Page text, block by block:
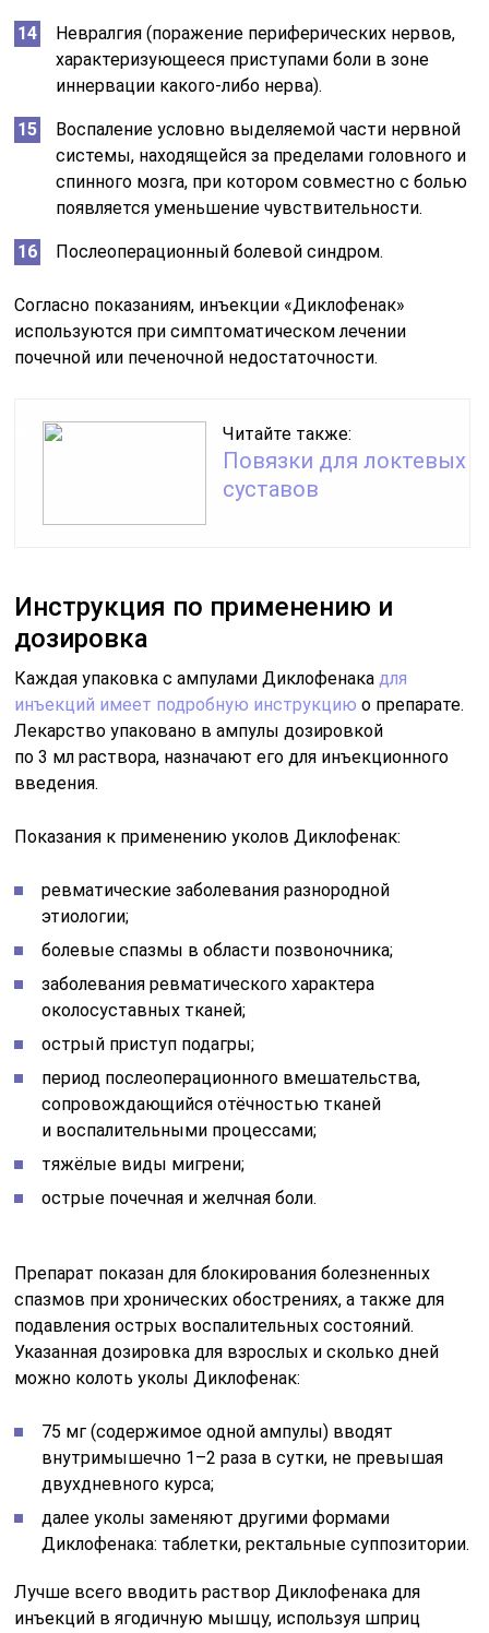
Невралгия (поражение периферических нервов,
характеризующееся приступами боли в зоне
иннервации какого-либо нерва).
Воспаление условно выделяемой части нервной
системы, находящейся за пределами головного и
спинного мозга, при котором совместно с болью
появляется уменьшение чувствительности.
Послеоперационный болевой синдром.
Согласно показаниям, инъекции «Диклофенак»
используются при симптоматическом лечении
почечной или печеночной недостаточности.
Читайте также:
Повязки для локтевых
суставов
Инструкция по применению и
дозировка
Каждая упаковка с ампулами Диклофенакадля
инъекций имеет подробную инструкцию о препарате.
Лекарство упаковано в ампулы дозировкой
по 3 мл раствора, назначают его для инъекционного
введения.
Показания к применению уколов Диклофенак:
ревматические заболевания разнородной
этиологии;
болевые спазмы в области позвоночника;
заболевания ревматического характера
околосуставных тканей;
острый приступ подагры;
период послеоперационного вмешательства,
сопровождающийся отёчностью тканей
и воспалительными процессами;
тяжёлые виды мигрени;
острые почечная и желчная боли.
Препарат показан для блокирования болезненных
спазмов при хронических обострениях, а также для
подавления острых воспалительных состояний.
Указанная дозировка для взрослых и сколько дней
можно колоть уколы Диклофенак:
75 мг (содержимое одной ампулы) вводят
внутримышечно 1–2 раза в сутки, не превышая
двухдневного курса;
далее уколы заменяют другими формами
Диклофенака: таблетки, ректальные суппозитории.
Лучше всего вводить раствор Диклофенака для
инъекций в ягодичную мышцу, используя шприц